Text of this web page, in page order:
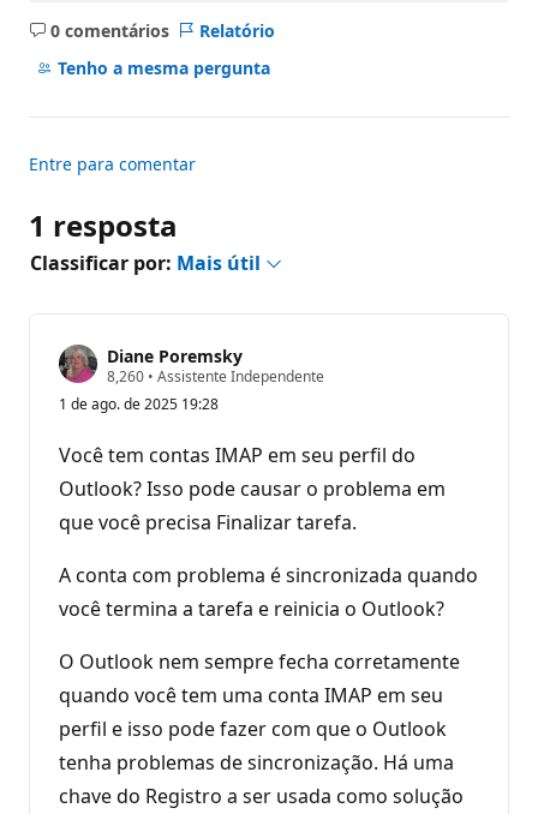
0 comentários
Sem
comentários
Relatório
Tenho a mesma pergunta
Entre para comentar
1 resposta
Classificar por: Mais útil
Diane Poremsky
8,260 P
n
o
s
d
e
r
e
u
a
o
• Assistente Independente
1 de ago. de 2025 19:28
Você tem contas IMAP em seu perfil do
Outlook? Isso pode causar o problema em
que você precisa Finalizar tarefa.
A conta com problema é sincronizada quando
você termina a tarefa e reinicia o Outlook?
O Outlook nem sempre fecha corretamente
quando você tem uma conta IMAP em seu
perfil e isso pode fazer com que o Outlook
tenha problemas de sincronização. Há uma
chave do Registro a ser usada como solução